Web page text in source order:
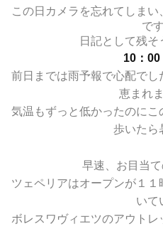
この日カメラを忘れてしま
で
日記として残
10：
前日までは雨予報で心配で
恵まれ
気温もずっと低かったのに
歩いたら
早速、お目当
ツェペリアはオープンが１
いて
ボレスワヴィエツのアウト